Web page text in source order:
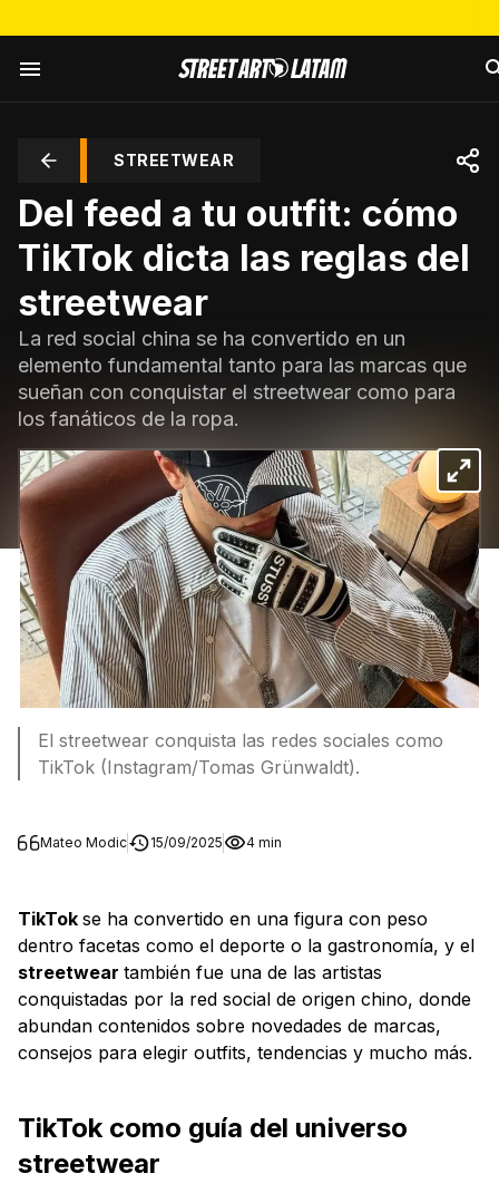
STREETWEAR
Del feed a tu outfit: cómo
TikTok dicta las reglas del
streetwear
La red social china se ha convertido en un
elemento fundamental tanto para las marcas que
sueñan con conquistar el streetwear como para
los fanáticos de la ropa.
El streetwear conquista las redes sociales como
TikTok (Instagram/Tomas Grünwaldt).
Mateo Modic 15/09/2025 4 min
TikTok se ha convertido en una figura con peso
dentro facetas como el deporte o la gastronomía, y el
streetwear también fue una de las artistas
conquistadas por la red social de origen chino, donde
abundan contenidos sobre novedades de marcas,
consejos para elegir outfits, tendencias y mucho más.
TikTok como guía del universo
streetwear